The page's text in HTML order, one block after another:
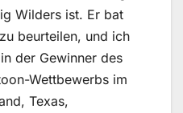
Wilders ist. Er bat
beurteilen, und ich
der Gewinner des
Wettbewerbs im
Texas,